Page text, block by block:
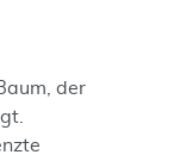
der